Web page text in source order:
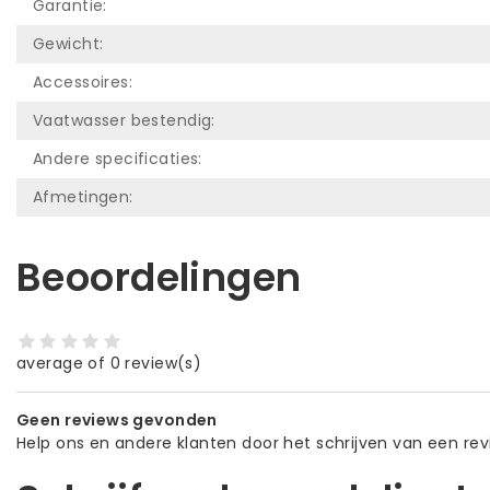
Garantie:
Gewicht:
Accessoires:
Vaatwasser bestendig:
Andere specificaties:
Afmetingen:
Beoordelingen
average of 0 review(s)
Geen reviews gevonden
Help ons en andere klanten door het schrijven van een